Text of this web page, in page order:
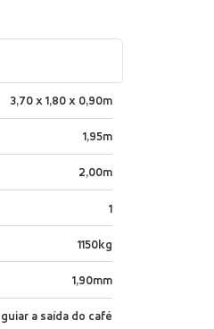
3,70 x 1,80 x 0,90m
1,95m
2,00m
1
1150kg
1,90mm
a saída do café